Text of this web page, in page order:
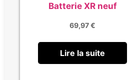
Batterie XR neuf
69,97€
Lire la suite